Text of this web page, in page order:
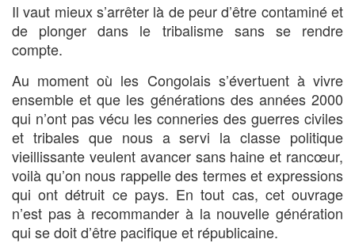
Il vaut mieux s’arrêter là de peur d’être contaminé et
de plonger dans le tribalisme sans se rendre
compte.
Au moment où les Congolais s’évertuent à vivre
ensemble et que les générations des années 2000
qui n’ont pas vécu les conneries des guerres civiles
et tribales que nous a servi la classe politique
vieillissante veulent avancer sans haine et rancœur,
voilà qu’on nous rappelle des termes et expressions
qui ont détruit ce pays. En tout cas, cet ouvrage
n’est pas à recommander à la nouvelle génération
qui se doit d’être pacifique et républicaine.